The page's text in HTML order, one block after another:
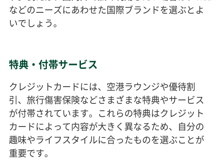
などのニーズにあわせた国際ブランドを選ぶとよ
いでしょう。
特典・付帯サービス
クレジットカードには、空港ラウンジや優待割
引、旅行傷害保険などさまざまな特典やサービス
が付帯されています。これらの特典はクレジット
カードによって内容が大きく異なるため、自分の
趣味やライフスタイルに合ったものを選ぶことが
重要です。